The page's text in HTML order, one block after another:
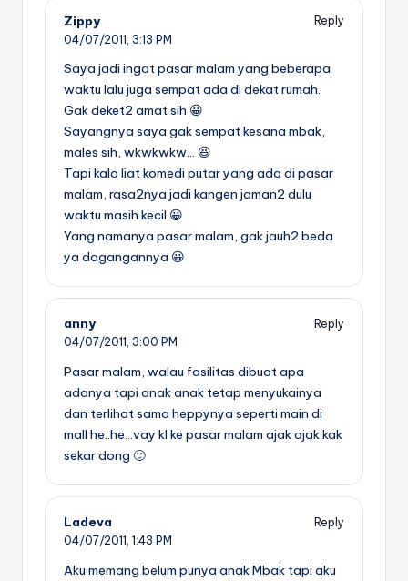
Zippy
Reply
04/07/2011, 3:13 PM
Saya jadi ingat pasar malam yang beberapa
waktu lalu juga sempat ada di dekat rumah.
Gak deket2 amat sih 😀
Sayangnya saya gak sempat kesana mbak,
males sih, wkwkwkw… 😆
Tapi kalo liat komedi putar yang ada di pasar
malam, rasa2nya jadi kangen jaman2 dulu
waktu masih kecil 😀
Yang namanya pasar malam, gak jauh2 beda
ya dagangannya 😀
anny
Reply
04/07/2011, 3:00 PM
Pasar malam, walau fasilitas dibuat apa
adanya tapi anak anak tetap menyukainya
dan terlihat sama heppynya seperti main di
mall he..he…vay kl ke pasar malam ajak ajak kak
sekar dong 🙂
Ladeva
Reply
04/07/2011, 1:43 PM
Aku memang belum punya anak Mbak tapi aku